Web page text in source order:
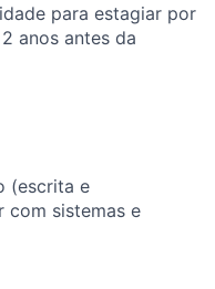
para estagiar por
anos antes da
(escrita e
com sistemas e